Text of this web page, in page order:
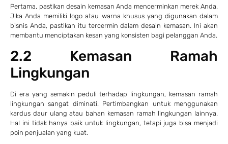
Pertama, pastikan desain kemasan Anda mencerminkan merek Anda.
Jika Anda memiliki logo atau warna khusus yang digunakan dalam
bisnis Anda, pastikan itu tercermin dalam desain kemasan. Ini akan
membantu menciptakan kesan yang konsisten bagi pelanggan Anda.
2.2 Kemasan Ramah
Lingkungan
Di era yang semakin peduli terhadap lingkungan, kemasan ramah
lingkungan sangat diminati. Pertimbangkan untuk menggunakan
kardus daur ulang atau bahan kemasan ramah lingkungan lainnya.
Hal ini tidak hanya baik untuk lingkungan, tetapi juga bisa menjadi
poin penjualan yang kuat.